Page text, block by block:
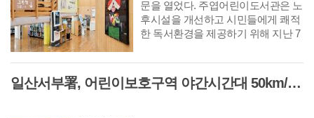
문을 열었다. 주엽어린이도서관은 노
후시설을 개선하고 시민들에게 쾌적
한 독서환경을 제공하기 위해 지난 7
사를 진행했다. 이번 공사를 통해 노
후 엘리베이터를 교체하고 외부 데크
와 화장실을 전면 정비했으며 자료실
일산서부署, 어린이보호구역 야간시간대 50km/h 완화 '시간제 속도운영' 시행